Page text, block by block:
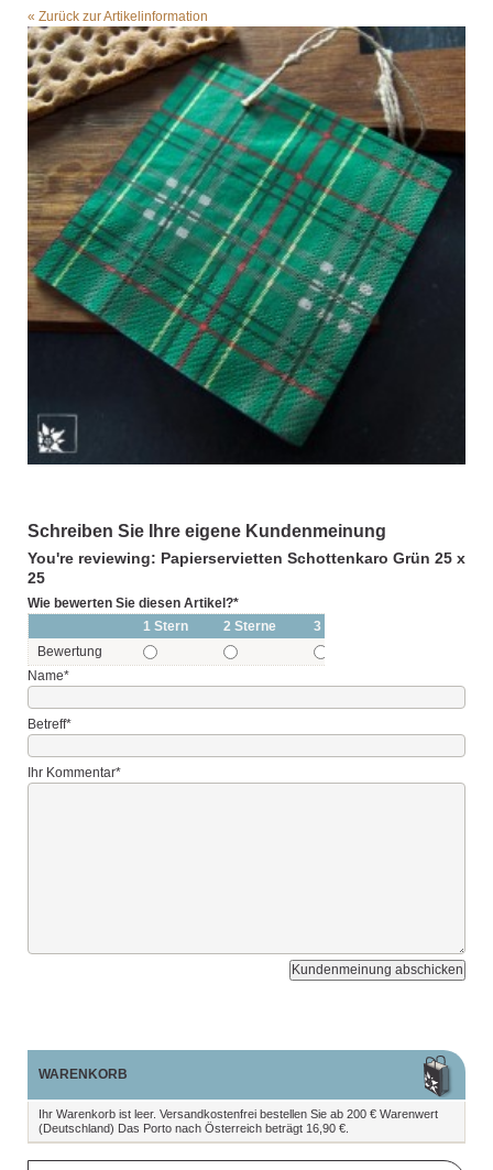
« Zurück zur Artikelinformation
Schreiben Sie Ihre eigene Kundenmeinung
You're reviewing: Papierservietten Schottenkaro Grün 25 x
25
Wie bewerten Sie diesen Artikel?*
1 Stern
2 Sterne 3 Sterne
Bewertung
Name*
Betreff*
Ihr Kommentar*
Kundenmeinung abschicken
WARENKORB
Ihr Warenkorb ist leer. Versandkostenfrei bestellen Sie ab 200 € Warenwert
(Deutschland) Das Porto nach Österreich beträgt 16,90 €.